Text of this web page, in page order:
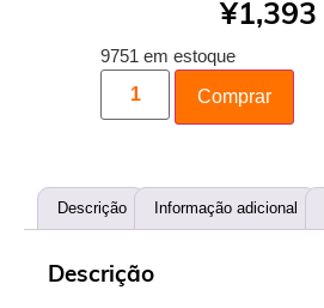
¥1,393
9751 em estoque
Comprar
Descrição Informação adicional
Descrição